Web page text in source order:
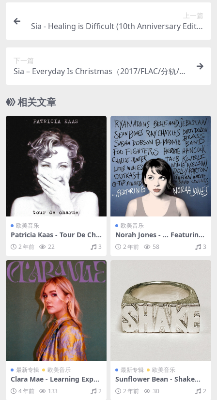
上一篇
Sia - Healing is Difficult (10th Anniversary Editio
下一篇
Sia – Everyday Is Christmas（2017/FLAC/分轨/25
相关文章
欧美音乐
Patricia Kaas - Tour De Cha
rme（1994/FLAC/分轨/497
M）2 年前 22 3
欧美音乐
Norah Jones - … Featuring
Norah Jones（2010/FLAC/
分轨/417M）
2 年前 58 3
最新专辑 欧美音乐
Clara Mae - Learning Exper
ience（2022/FLAC/EP分轨/1
17M）
4 年前 133 2
最新专辑 欧美音乐
Sunflower Bean - Shake（2
024/FLAC/EP分轨/111M）
2 年前 30 2